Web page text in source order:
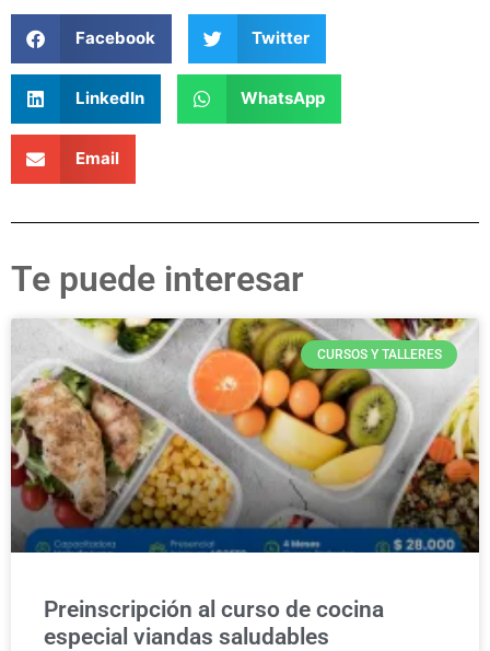
Facebook Twitter
LinkedIn WhatsApp
Email
Te puede interesar
CURSOS Y TALLERES
Preinscripción al curso de cocina
especial viandas saludables